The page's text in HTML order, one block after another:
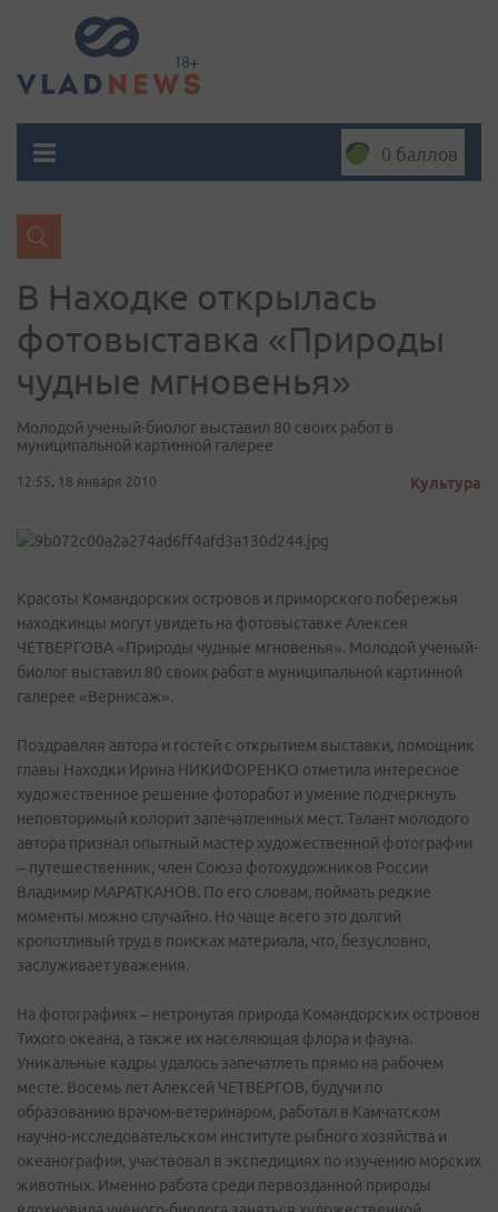
0 баллов
В Находке открылась
фотовыставка «Природы
чудные мгновенья»
Молодой ученый-биолог выставил 80 своих работ в
муниципальной картинной галерее
12:55, 18 января 2010 Культура
Красоты Командорских островов и приморского побережья
находкинцы могут увидеть на фотовыставке Алексея
ЧЕТВЕРГОВА «Природы чудные мгновенья». Молодой ученый-
биолог выставил 80 своих работ в муниципальной картинной
галерее «Вернисаж».
Поздравляя автора и гостей с открытием выставки, помощник
главы Находки Ирина НИКИФОРЕНКО отметила интересное
художественное решение фоторабот и умение подчеркнуть
неповторимый колорит запечатленных мест. Талант молодого
автора признал опытный мастер художественной фотографии
– путешественник, член Союза фотохудожников России
Владимир МАРАТКАНОВ. По его словам, поймать редкие
моменты можно случайно. Но чаще всего это долгий
кропотливый труд в поисках материала, что, безусловно,
заслуживает уважения.
На фотографиях – нетронутая природа Командорских островов
Тихого океана, а также их населяющая флора и фауна.
Уникальные кадры удалось запечатлеть прямо на рабочем
месте. Восемь лет Алексей ЧЕТВЕРГОВ, будучи по
образованию врачом-ветеринаром, работал в Камчатском
научно-исследовательском институте рыбного хозяйства и
океанографии, участвовал в экспедициях по изучению морских
животных. Именно работа среди первозданной природы